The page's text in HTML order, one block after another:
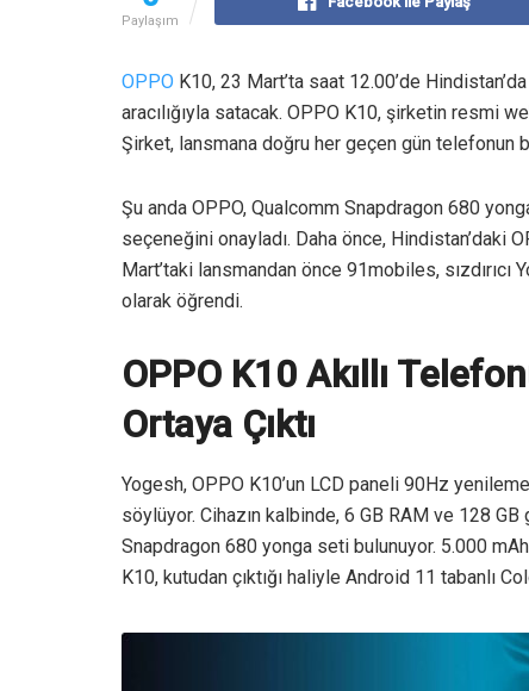
Paylaşım
OPPO K10, 23 Mart’ta saat 12.00’de
aracılığıyla satacak. OPPO K10, şirketin resmi
Şirket, lansmana doğru her geçen gün telefonun
Şu anda OPPO, Qualcomm Snapdragon 680
seçeneğini onayladı. Daha önce, Hindistan’daki
Mart’taki lansmandan önce 91mobiles,
olarak öğrendi.
OPPO K10 Akıllı
Ortaya Çıktı
Yogesh, OPPO K10’un LCD paneli 90Hz
söylüyor. Cihazın kalbinde, 6 GB RAM ve 128
Snapdragon 680 yonga seti bulunuyor. 5.000
K10, kutudan çıktığı haliyle Android 11 tabanlı